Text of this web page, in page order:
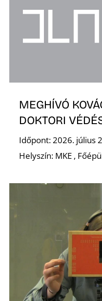
MEGHÍVÓ
DOKTORI
Időpont: 2026. július
Helyszín: MKE ,